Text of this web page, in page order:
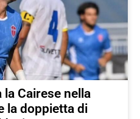
la Cairese nella
la doppietta di